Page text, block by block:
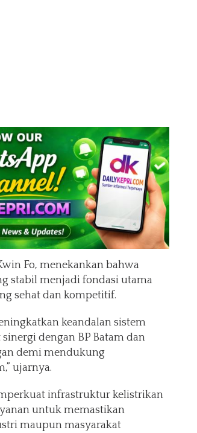
Fo, menekankan bahwa
stabil menjadi fondasi utama
sehat dan kompetitif.
keandalan sistem
dengan BP Batam dan
demi mendukung
ujarnya.
infrastruktur kelistrikan
untuk memastikan
maupun masyarakat